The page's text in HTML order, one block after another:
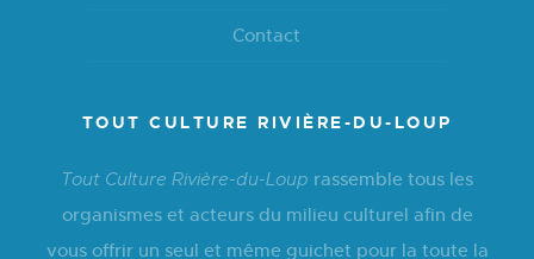
Contact
TOUT CULTURE RIVIÈRE-DU-LOUP
Tout Culture Rivière-du-Loup rassemble tous les
organismes et acteurs du milieu culturel afin de
vous offrir un seul et même guichet pour la toute la